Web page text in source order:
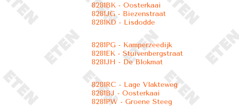
8281BK - Oosterkaai
8281JG - Biezenstraat
8281KD - Lisdodde
8281PG - Kamperzeedijk
8281EK - Stuivenbergstraat
8281JH - De Blokmat
8281RC - Lage Vlakteweg
8281BJ - Oosterkaai
8281PW - Groene Steeg